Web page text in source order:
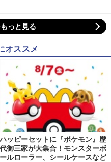
っと見る
オススメ
ハッピーセットに『ポケモン』歴
代御三家が大集合！モンスターボ
ールローラー、シールケースなど